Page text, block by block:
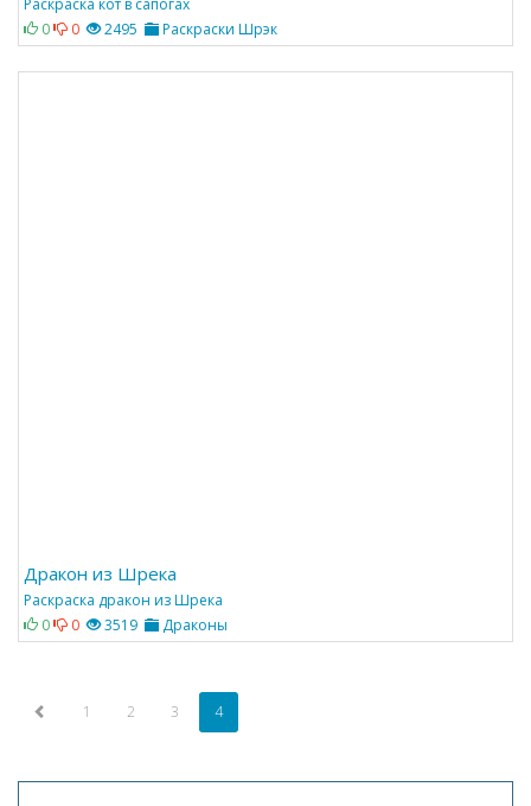
0
0 2495 Раскраски Шрэк
Дракон из Шрека
Раскраска дракон из Шрека
0
0 3519 Драконы
1 2 3 4